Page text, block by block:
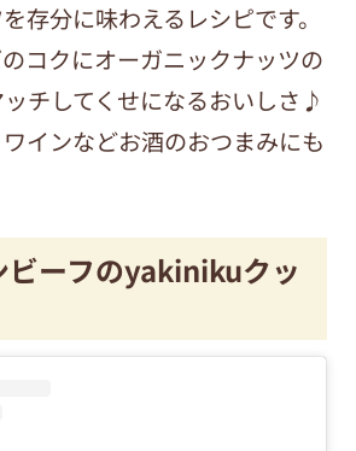
存分に味わえるレシピです。
コクにオーガニックナッツの
チしてくせになるおいしさ♪
インなどお酒のおつまみにも
ビーフのyakinikuクッ